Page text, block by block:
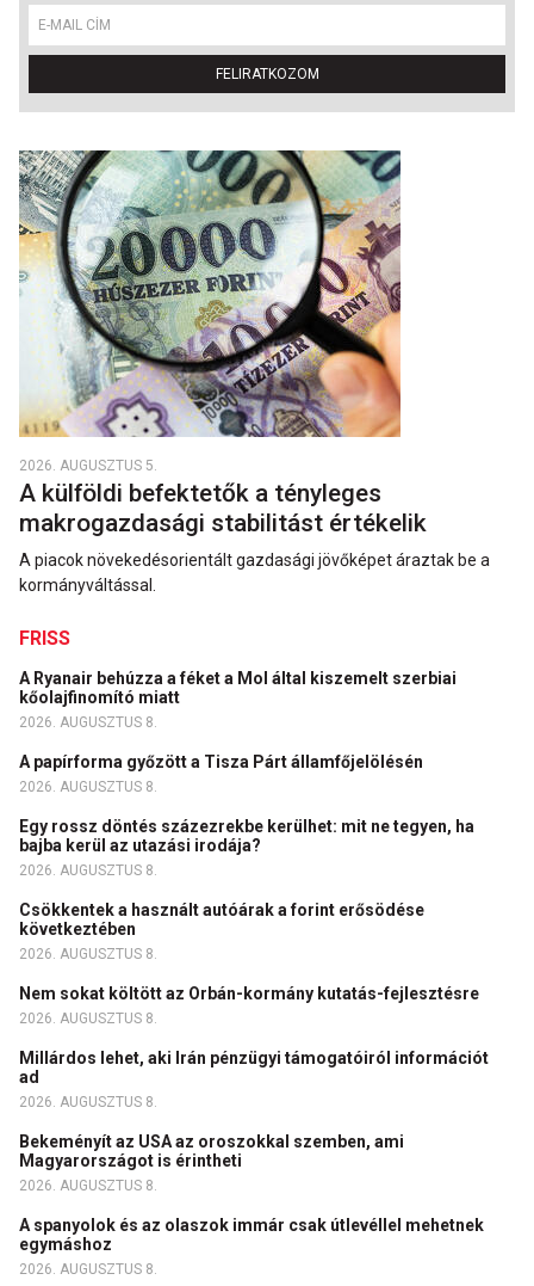
FELIRATKOZOM
2026. AUGUSZTUS 5.
A külföldi befektetők a tényleges
makrogazdasági stabilitást értékelik
A piacok növekedésorientált gazdasági jövőképet áraztak be a
kormányváltással.
FRISS
A Ryanair behúzza a féket a Mol által kiszemelt szerbiai
kőolajfinomító miatt
2026. AUGUSZTUS 8.
A papírforma győzött a Tisza Párt államfőjelölésén
2026. AUGUSZTUS 8.
Egy rossz döntés százezrekbe kerülhet: mit ne tegyen, ha
bajba kerül az utazási irodája?
2026. AUGUSZTUS 8.
Csökkentek a használt autóárak a forint erősödése
következtében
2026. AUGUSZTUS 8.
Nem sokat költött az Orbán-kormány kutatás-fejlesztésre
2026. AUGUSZTUS 8.
Millárdos lehet, aki Irán pénzügyi támogatóiról információt
ad
2026. AUGUSZTUS 8.
Bekeményít az USA az oroszokkal szemben, ami
Magyarországot is érintheti
2026. AUGUSZTUS 8.
A spanyolok és az olaszok immár csak útlevéllel mehetnek
egymáshoz
2026. AUGUSZTUS 8.